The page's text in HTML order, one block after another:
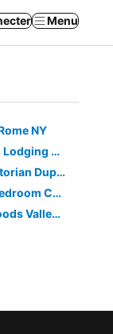
Menu
NY
Cabin 2 Waterfront - Three Pines Lodging & Marina
Casa De Kristee - One Half Of Victorian Duplex
Empeyville Escape, Peaceful 2-bedroom Cabin In Florence, Wifi, Ac, Parking, Pets
1st Floor Duplex Across From Woods Valley Ski Resort Next To Lake Delta